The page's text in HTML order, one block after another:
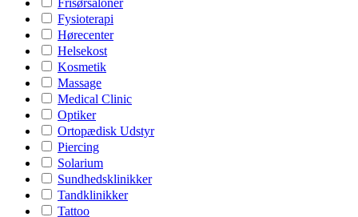
Frisørsaloner
Fysioterapi
Hørecenter
Helsekost
Kosmetik
Massage
Medical Clinic
Optiker
Ortopædisk Udstyr
Piercing
Solarium
Sundhedsklinikker
Tandklinikker
Tattoo